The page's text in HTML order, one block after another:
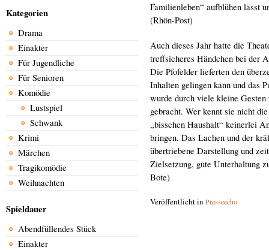
Kategorien
Drama
Einakter
Für Jugendliche
Für Senioren
Komödie
Lustspiel
Schwank
Krimi
Märchen
Tragikomödie
Weihnachten
Spieldauer
Abendfüllendes Stück
Einakter
Familienleben“ aufblühen lässt
(Rhön-Post)
Auch dieses Jahr hatte die
treffsicheres Händchen bei der
Die Pfofelder lieferten den
Inhalten gelingen kann und das
wurde durch viele kleine
gebracht. Wer kennt sie nicht
„bisschen Haushalt“ keinerlei
bringen. Das Lachen und der
übertriebene Darstellung und
Zielsetzung, gute Unterhaltung
Bote)
Veröffentlicht in Presseecho